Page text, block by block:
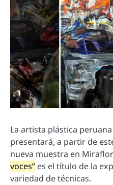
La artista plástica peruana
presentará, a partir de
nueva muestra en
voces” es el título de la
variedad de técnicas.